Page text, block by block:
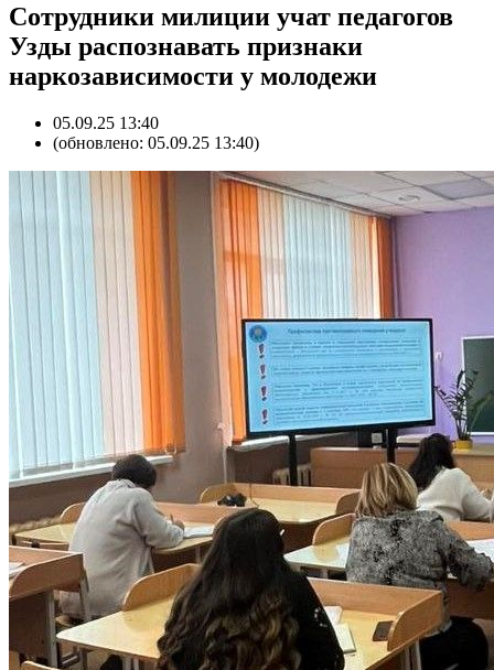
Сотрудники милиции учат педагогов
Узды распознавать признаки
наркозависимости у молодежи
05.09.25 13:40
(обновлено: 05.09.25 13:40)